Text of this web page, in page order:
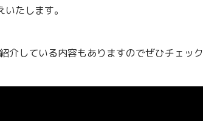
たします。
介している内容もありますのでぜひチェック